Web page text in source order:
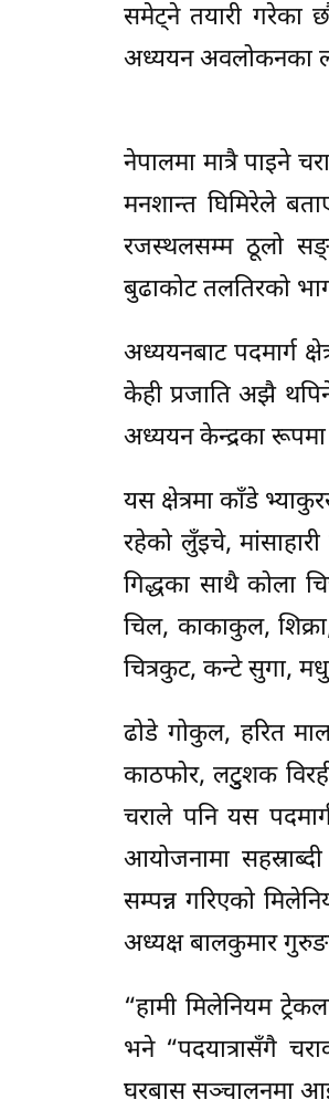
समेट्ने तयारी गरेका
अध्ययन अवलोकनका
नेपालमा मात्रै पाइने
मनशान्त घिमिरेले
रजस्थलसम्म ठूलो
बुढाकोट तलतिरको
अध्ययनबाट पदमार्ग
केही प्रजाति अझै
अध्ययन केन्द्रका रूपमा
यस क्षेत्रमा काँडे
रहेको लुँइचे,
गिद्धका साथै कोला
चिल, काकाकुल,
चित्रकुट, कन्टे सुगा,
ढोडे गोकुल, हरित
काठफोर, लटुुशक
चराले पनि यस
आयोजनामा
सम्पन्न गरिएको
अध्यक्ष बालकुमार
“हामी मिलेनियम
भने “पदयात्रासँगै
घरबास सञ्चालनमा